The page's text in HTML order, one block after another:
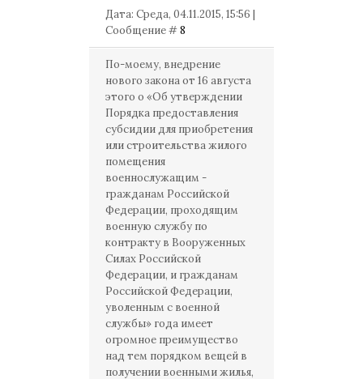
Дата: Среда, 04.11.2015, 15:56 |
Сообщение #8
По-моему, внедрение
нового закона от 16 августа
этого о «Об утверждении
Порядка предоставления
субсидии для приобретения
или строительства жилого
помещения
военнослужащим -
гражданам Российской
Федерации, проходящим
военную службу по
контракту в Вооруженных
Силах Российской
Федерации, и гражданам
Российской Федерации,
уволенным с военной
службы» года имеет
огромное преимущество
над тем порядком вещей в
получении военными жилья,